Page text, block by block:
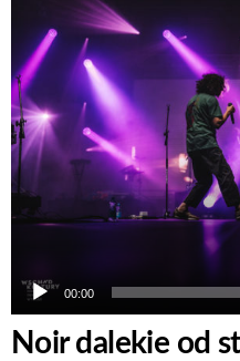
Odtwarzacz
plików
dźwiękowych
00:00
Noir dalekie od